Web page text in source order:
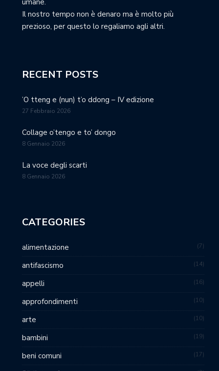
umane.
Il nostro tempo non è denaro ma è molto più
prezioso, per questo lo regaliamo agli altri.
RECENT POSTS
’O tteng e (nun) t’o ddong – IV edizione
27 Febbraio 2026
Collage o’tengo e to’ dongo
8 Gennaio 2026
La voce degli scarti
8 Gennaio 2026
CATEGORIES
alimentazione 7
antifascismo 14
appelli 16
approfondimenti 10
arte 10
bambini 19
beni comuni 17